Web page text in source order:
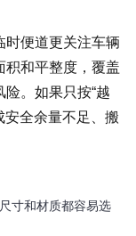
时便道更关注车辆
积和平整度，覆盖
。如果只按“越
安全余量不足、搬
寸和材质都容易选